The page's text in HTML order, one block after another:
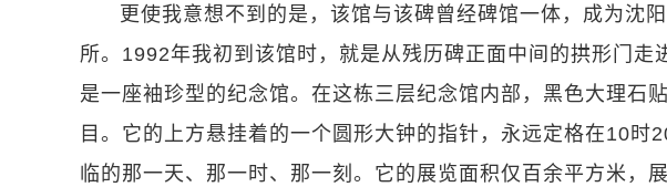
更使我意想不到的是，该馆与该碑曾经碑馆一体，成为沈
所。1992年我初到该馆时，就是从残历碑正面中间的拱形门走
是一座袖珍型的纪念馆。在这栋三层纪念馆内部，黑色大理石
目。它的上方悬挂着的一个圆形大钟的指针，永远定格在10时
临的那一天、那一时、那一刻。它的展览面积仅百余平方米，